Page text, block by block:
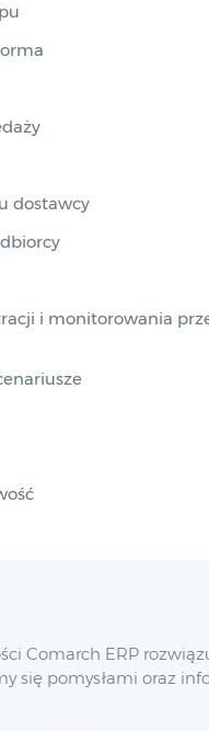
dostawcy
i monitorowania
Comarch ERP
się pomysłami oraz